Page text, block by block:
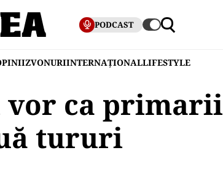
PODCAST
ZVONURIINTERNAȚIONALLIFESTYLE
vor ca primarii
tururi